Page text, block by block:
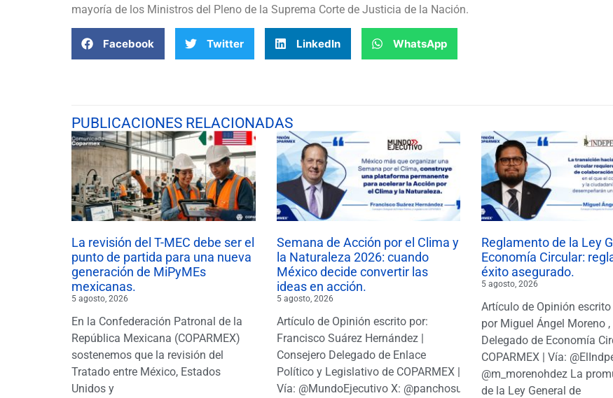
mayoría de los Ministros del Pleno de la Suprema Corte de Justicia de la Nación.
Facebook Twitter LinkedIn WhatsApp
PUBLICACIONES RELACIONADAS
La revisión del T-MEC debe ser el
punto de partida para una nueva
generación de MiPyMEs
mexicanas.
5 agosto, 2026
En la Confederación Patronal de la
República Mexicana (COPARMEX)
sostenemos que la revisión del
Tratado entre México, Estados
Unidos y
Semana de Acción por el Clima y
la Naturaleza 2026: cuando
México decide convertir las
ideas en acción.
5 agosto, 2026
Artículo de Opinión escrito por:
Francisco Suárez Hernández |
Consejero Delegado de Enlace
Político y Legislativo de COPARMEX |
Vía: @MundoEjecutivo X: @panchosuarezh
Reglamento de la Ley
Economía Circular:
éxito asegurado.
5 agosto, 2026
Artículo de Opinión escrito
por Miguel Ángel Moreno ,
Delegado de Economía
COPARMEX | Vía:
@m_morenohdez La
de la Ley General de